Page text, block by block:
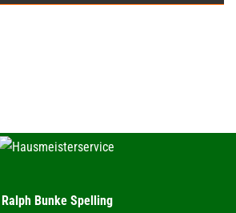
Ralph Bunke Spelling